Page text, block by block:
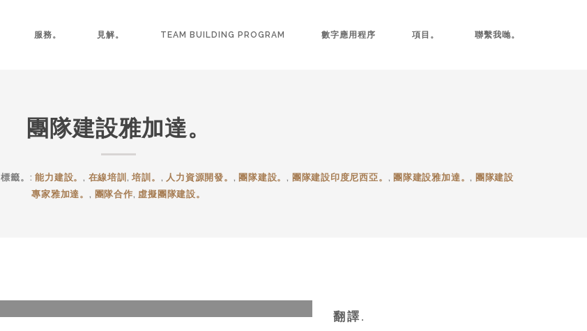
服務。 見解。 TEAM BUILDING PROGRAM 數字應用程序 項目。 聯繫我哋。
團隊建設雅加達。
標籤。:能力建設。, 在線培訓 ,培訓。 , 人力資源開發。 , 團隊建設。, 團隊建設印度尼西亞。 , 團隊建設雅加達。, 團隊建設
專家雅加達。 , 團隊合作, 虛擬團隊建設。
翻譯.